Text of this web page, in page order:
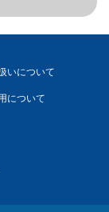
いについて
について